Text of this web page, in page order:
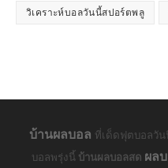
วิเคราะห์บอลวันนี้สปอร์ตพลู
บ้านผลบอล ที่เด็ดฟุตบอลวั
บอลพรุ่งนี้ บ้านผลบอลสด ผล